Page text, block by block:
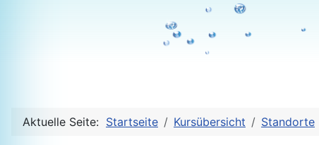
Aktuelle Seite: Startseite Kursübersicht Standorte